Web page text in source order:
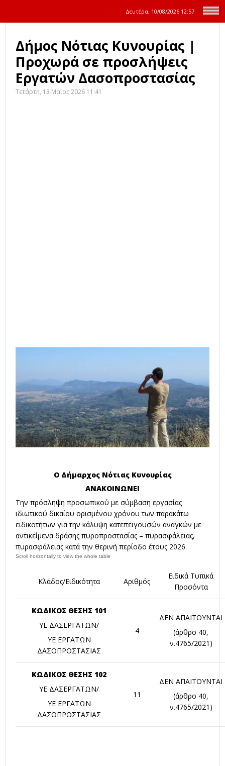
Δευτέρα, 10/08/2026 12:57
Δήμος Νότιας Κυνουρίας |
Προχωρά σε προσλήψεις
Εργατών Δασοπροστασίας
Τετάρτη, 13 Μαϊος 2026 11:41
Ο Δήμαρχος Νότιας Κυνουρίας
ΑΝΑΚΟΙΝΩΝΕΙ
Την πρόσληψη προσωπικού με σύμβαση εργασίας
ιδιωτικού δικαίου ορισμένου χρόνου των παρακάτω
ειδικοτήτων για την κάλυψη κατεπειγουσών αναγκών με
αντικείμενα δράσης πυροπροστασίας – πυρασφάλειας,
πυρασφάλειας κατά την θερινή περίοδο έτους 2026.
Κλάδος/Ειδικότητα Αριθμός
Ειδικά Τυπικά
Προσόντα
ΚΩΔΙΚΟΣ ΘΕΣΗΣ 101
ΥΕ ΔΑΣΕΡΓΑΤΩΝ/
ΥΕ ΕΡΓΑΤΩΝ
ΔΑΣΟΠΡΟΣΤΑΣΙΑΣ
4
ΔΕΝ ΑΠΑΙΤΟΥΝΤΑΙ
(άρθρο 40,
ν.4765/2021)
ΚΩΔΙΚΟΣ ΘΕΣΗΣ 102
ΥΕ ΔΑΣΕΡΓΑΤΩΝ/
ΥΕ ΕΡΓΑΤΩΝ
ΔΑΣΟΠΡΟΣΤΑΣΙΑΣ
11
ΔΕΝ ΑΠΑΙΤΟΥΝΤΑΙ
(άρθρο 40,
ν.4765/2021)